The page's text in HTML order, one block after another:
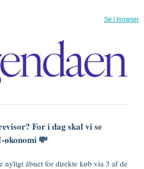
Se i browser
For i dag skal vi se
økonomi 💸
nyligt åbnet for direkte køb via 3 af de